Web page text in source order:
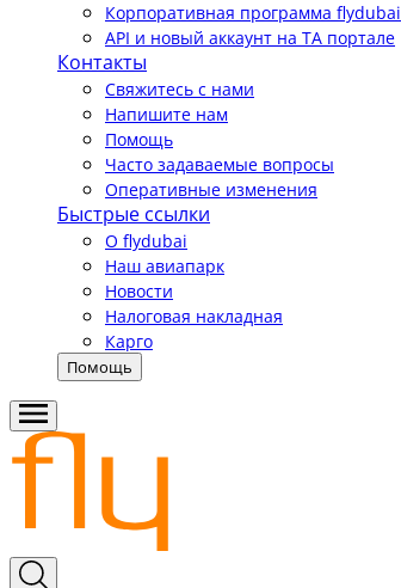
Корпоративная программа flydubai
API и новый аккаунт на TA портале
Контакты
Свяжитесь с нами
Напишите нам
Помощь
Часто задаваемые вопросы
Оперативные изменения
Быстрые ссылки
О flydubai
Наш авиапарк
Новости
Налоговая накладная
Карго
Помощь